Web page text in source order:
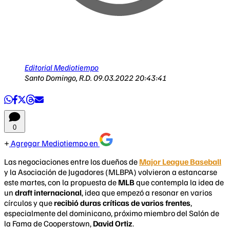
Editorial Mediotiempo
Santo Domingo, R.D. 09.03.2022 20:43:41
0
Agregar Mediotiempo en
Las negociaciones entre los dueños de Major League Baseball
y la Asociación de Jugadores (MLBPA) volvieron a estancarse
este martes, con la propuesta de MLBque contempla la idea de
un draft internacional, idea que empezó a resonar en varios
círculos y que recibió duras críticas de varios frentes,
especialmente del dominicano, próximo miembro del Salón de
la Fama de Cooperstown, David Ortiz.